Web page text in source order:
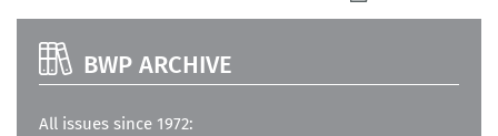
BWP ARCHIVE
All issues since 1972: